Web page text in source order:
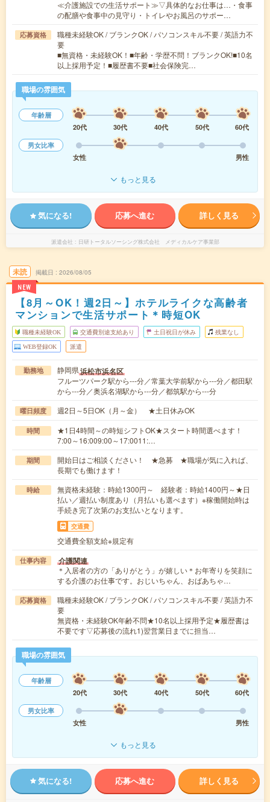
≪介護施設での生活サポート≫▽具体的なお仕事は…・食事
の配膳や食事中の見守り・トイレやお風呂のサポー…
応募資格
職種未経験OK / ブランクOK / パソコンスキル不要 / 英語力不
要
■無資格・未経験OK！■年齢・学歴不問！ブランクOK!■10名
以上採用予定！■履歴書不要■社会保険完…
職場の雰囲気
年齢層
20代
30代 40代 50代
60代
男女比率
女性
男性
もっと見る
気になる! 応募へ進む 詳しく見る
派遣会社 日研トータルソーシング株式会社 メディカルケア事業部
未読
NEW
掲載日 2026/08/05
【8月～OK！週2日～】ホテルライクな高齢者
マンションで生活サポート＊時短OK
職種未経験OK 交通費別途支給あり 土日祝日が休み 残業なし
WEB登録OK 派遣
勤務地 静岡県浜松市浜名区
フルーツパーク駅から---分／常葉大学前駅から---分／都田駅
から---分／奥浜名湖駅から---分／都筑駅から---分
曜日頻度 週2日～5日OK（月～金） ★土日休みOK
時間
★1日4時間～の時短シフトOK★スタート時間選べます！
7:00～16:009:00～17:0011:…
期間
開始日はご相談ください！ ★急募 ★職場が気に入れば、
長期でも働けます！
時給
無資格未経験：時給1300円～ 経験者：時給1400円～★日
払い／週払い制度あり（月払いも選べます）※稼働開始時は
手続き完了次第のお支払いとなります。
交通費
交通費全額支給※規定有
仕事内容 介護関連
＊入居者の方の「ありがとう」が嬉しい＊お年寄りを笑顔に
する介護のお仕事です。おじいちゃん、おばあちゃ…
応募資格
職種未経験OK / ブランクOK / パソコンスキル不要 / 英語力不
要
無資格・未経験OK年齢不問★10名以上採用予定★履歴書は
不要です▽応募後の流れ1)翌営業日までに担当…
職場の雰囲気
年齢層
20代
30代 40代 50代
60代
男女比率
女性
男性
もっと見る
気になる! 応募へ進む 詳しく見る